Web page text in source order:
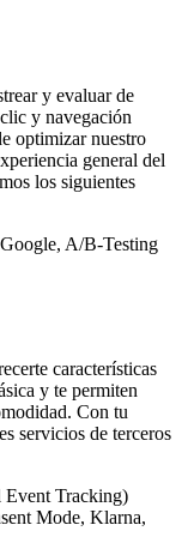
y evaluar de
y navegación
optimizar nuestro
general del
los siguientes
A/B-Testing
características
y te permiten
Con tu
servicios de terceros
Event Tracking)
Mode, Klarna,